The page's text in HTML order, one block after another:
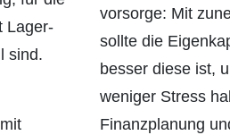
Lager­
sind.
vorsorge: Mit
sollte die
besser diese ist,
weniger Stress
Finanz­planung